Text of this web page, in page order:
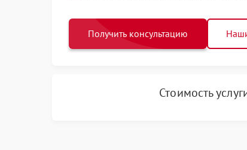
Получить консультацию
Стоимость